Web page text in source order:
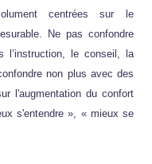
centrées sur le
Ne pas confondre
l’instruction, le conseil, la
non plus avec des
l'augmentation du confort
s'entendre », « mieux se